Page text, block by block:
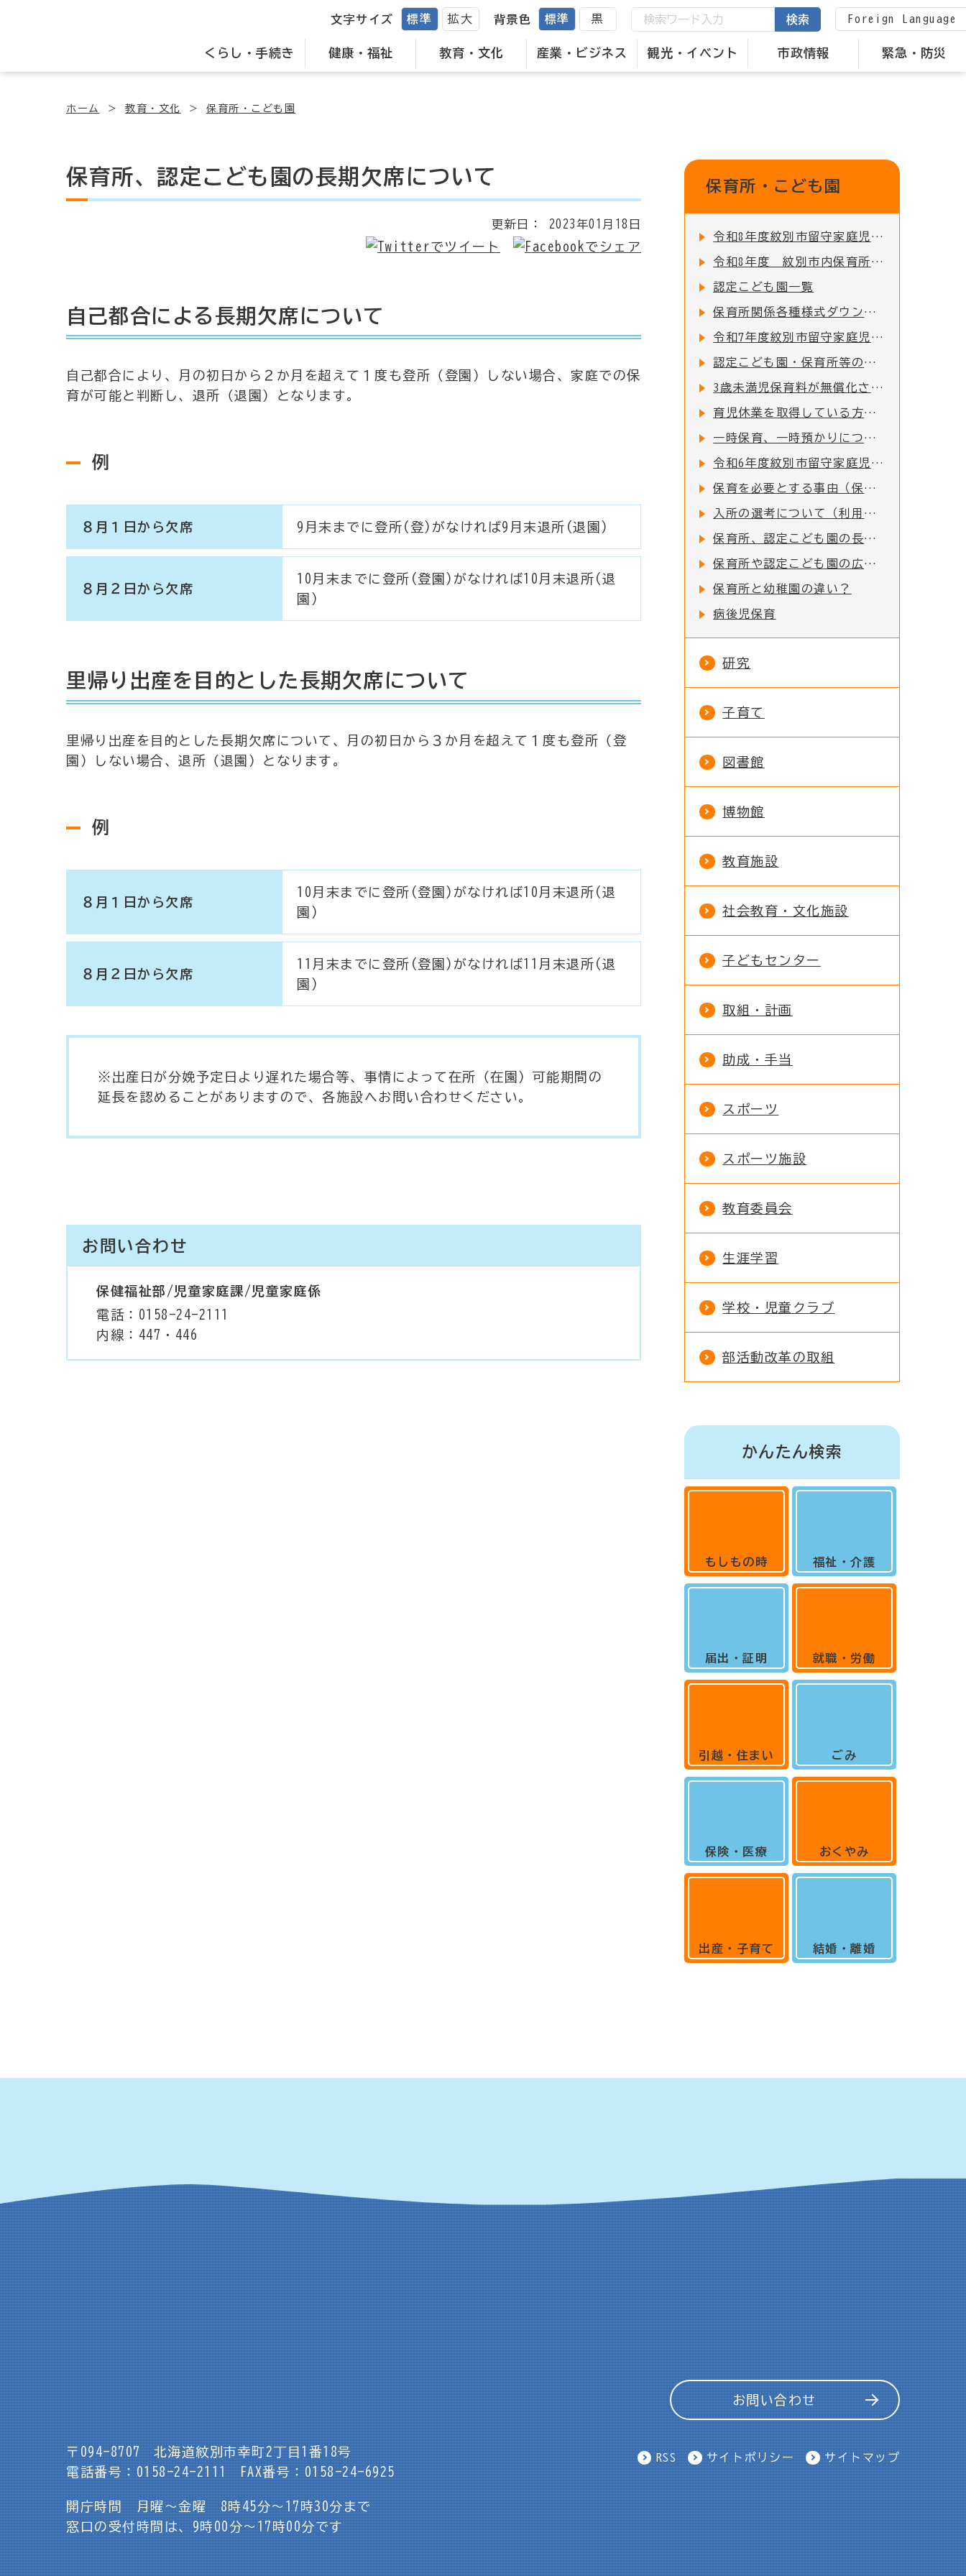
くらし・手続き 健康・福祉 教育・文化 産業・ビジネス 観光・イベント 市政情報 緊急・防災
文字サイズ 標準 拡大 背景色 標準 黒 検索 Foreign Language
ホーム 教育・文化 保育所・こども園
保育所、認定こども園の長期欠席について
更新日： 2023年01月18日
自己都合による長期欠席について
自己都合により、月の初日から２か月を超えて１度も登所（登園）しない場合、家庭での保
育が可能と判断し、退所（退園）となります。
例
８月１日から欠席 9月末までに登所(登)がなければ9月末退所(退園)
８月２日から欠席
10月末までに登所(登園)がなければ10月末退所(退
園)
里帰り出産を目的とした長期欠席について
里帰り出産を目的とした長期欠席について、月の初日から３か月を超えて１度も登所（登
園）しない場合、退所（退園）となります。
例
８月１日から欠席
10月末までに登所(登園)がなければ10月末退所(退
園)
８月２日から欠席
11月末までに登所(登園)がなければ11月末退所(退
園)
※出産日が分娩予定日より遅れた場合等、事情によって在所（在園）可能期間の
延長を認めることがありますので、各施設へお問い合わせください。
お問い合わせ
保健福祉部/児童家庭課/児童家庭係
電話：0158-24-2111
内線：447・446
保育所・こども園
令和8年度紋別市留守家庭児童園の入園申込受付を開始しました！
令和8年度 紋別市内保育所・認定こども園 入所児童募集のお知らせ
認定こども園一覧
保育所関係各種様式ダウンロード
令和7年度紋別市留守家庭児童園の入園申込受付を開始しました！
認定こども園・保育所等の副食費（おかず代・おやつ代）を助成します
3歳未満児保育料が無償化されました
育児休業を取得している方、取得される方について
一時保育、一時預かりについて
令和6年度紋別市留守家庭児童園の入園申込受付を開始しました！
保育を必要とする事由（保育要件）について
入所の選考について（利用調整）
保育所、認定こども園の長期欠席について
保育所や認定こども園の広域入所について
保育所と幼稚園の違い？
病後児保育
研究
子育て
図書館
博物館
教育施設
社会教育・文化施設
子どもセンター
取組・計画
助成・手当
スポーツ
スポーツ施設
教育委員会
生涯学習
学校・児童クラブ
部活動改革の取組
かんたん検索
もしもの時
届出・証明
引越・住まい
保険・医療
出産・子育て
福祉・介護
就職・労働
ごみ
おくやみ
結婚・離婚
〒094-8707
北海道紋別市幸町2丁目1番18号
電話番号：0158-24-2111
FAX番号：0158-24-6925
開庁時間 月曜～金曜 8時45分～17時30分まで
窓口の受付時間は、9時00分～17時00分です
お問い合わせ
RSS サイトポリシー サイトマップ